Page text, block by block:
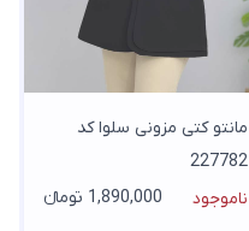
مانتو کتی مزونی سلوا کد
227782
ناموجود
1,890,000 تومانء